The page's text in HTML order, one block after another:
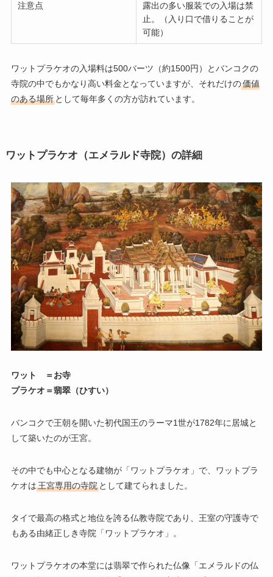
注意点
露出の多い服装での入場は禁
止。（入り口で借りることが
可能）
ワットプラケオの入場料は500バーツ（約1500円）とバンコクの
寺院の中でもかなり高い料金となっていますが、それだけの価値
のある場所として毎年多くの方が訪れています。
ワットプラケオ（エメラルド寺院）の詳細
ワット ＝お寺
プラケオ＝翡翠（ひすい）
バンコクで王朝を開いた初代国王のラーマ1世が1782年に居城と
して築いたのが王宮。
その中でも中心となる建物が「ワットプラケオ」で、ワットプラ
ケオは王宮専用の寺院として建てられました。
タイで最高の格式と地位を誇る仏教寺院であり、王室の守護寺で
もある由緒正しき寺院「ワットプラケオ」。
ワットプラケオの本堂には翡翠で作られた仏像「エメラルドの仏